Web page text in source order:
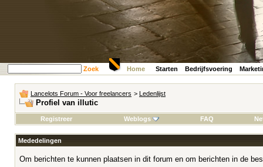
Zoek Home Starten Bedrijfsvoering
Lancelots Forum - Voor freelancers > Ledenlijst
Profiel van illutic
Registreer Weblogs FAQ
Mededelingen
Om berichten te kunnen plaatsen in dit forum en om berichten in de